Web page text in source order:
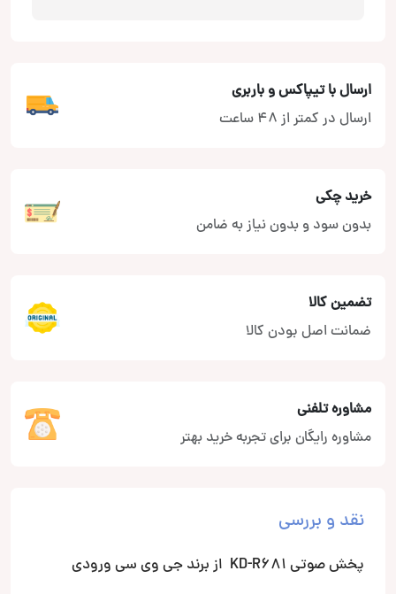
ارسال با تیپاکس و باربری
ارسال در کمتر از 48 ساعت
خرید چکی
بدون سود و بدون نیاز به ضامن
تضمین کالا
ضمانت اصل بودن کالا
مشاوره تلفنی
مشاوره رایگان برای تجربه خرید بهتر
نقد و بررسی
پخش صوتی KD-R681 از برند جی وی سی ورودی